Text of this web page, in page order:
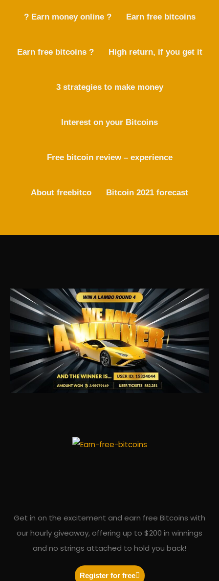
? Earn money online ? Earn free bitcoins
Earn free bitcoins ? High return, if you get it
3 strategies to make money
Interest on your Bitcoins
Free bitcoin review – experience
About freebitco Bitcoin 2021 forecast
Get in on the excitement and earn free Bitcoins with
our hourly giveaway, offering up to $200 in winnings
and no strings attached to hold you back!
Register for free